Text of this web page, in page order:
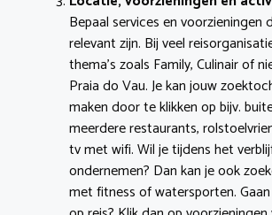
Bepaal services en voorzieningen
relevant zijn. Bij veel
thema’s zoals Family, Culinair of
Praia do Vau. Je kan jouw
maken door te klikken op bijv.
meerdere restaurants,
tv met wifi. Wil je tijdens het
ondernemen? Dan kan je ook
met fitness of watersporten.